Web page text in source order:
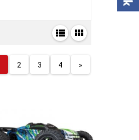
2 3 4 »